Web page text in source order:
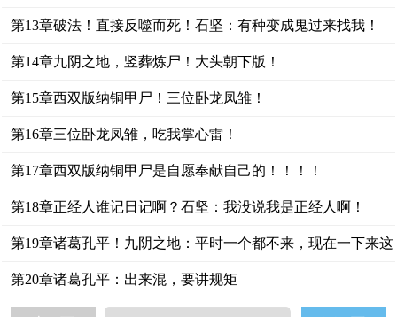
第13章破法！直接反噬而死！石坚：有种变成鬼过来找我！
第14章九阴之地，竖葬炼尸！大头朝下版！
第15章西双版纳铜甲尸！三位卧龙凤雏！
第16章三位卧龙凤雏，吃我掌心雷！
第17章西双版纳铜甲尸是自愿奉献自己的！！！！
第18章正经人谁记日记啊？石坚：我没说我是正经人啊！
第19章诸葛孔平！九阴之地：平时一个都不来，现在一下来这
么多
第20章诸葛孔平：出来混，要讲规矩